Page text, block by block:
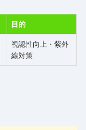
目的
視認性向上・紫外
線対策